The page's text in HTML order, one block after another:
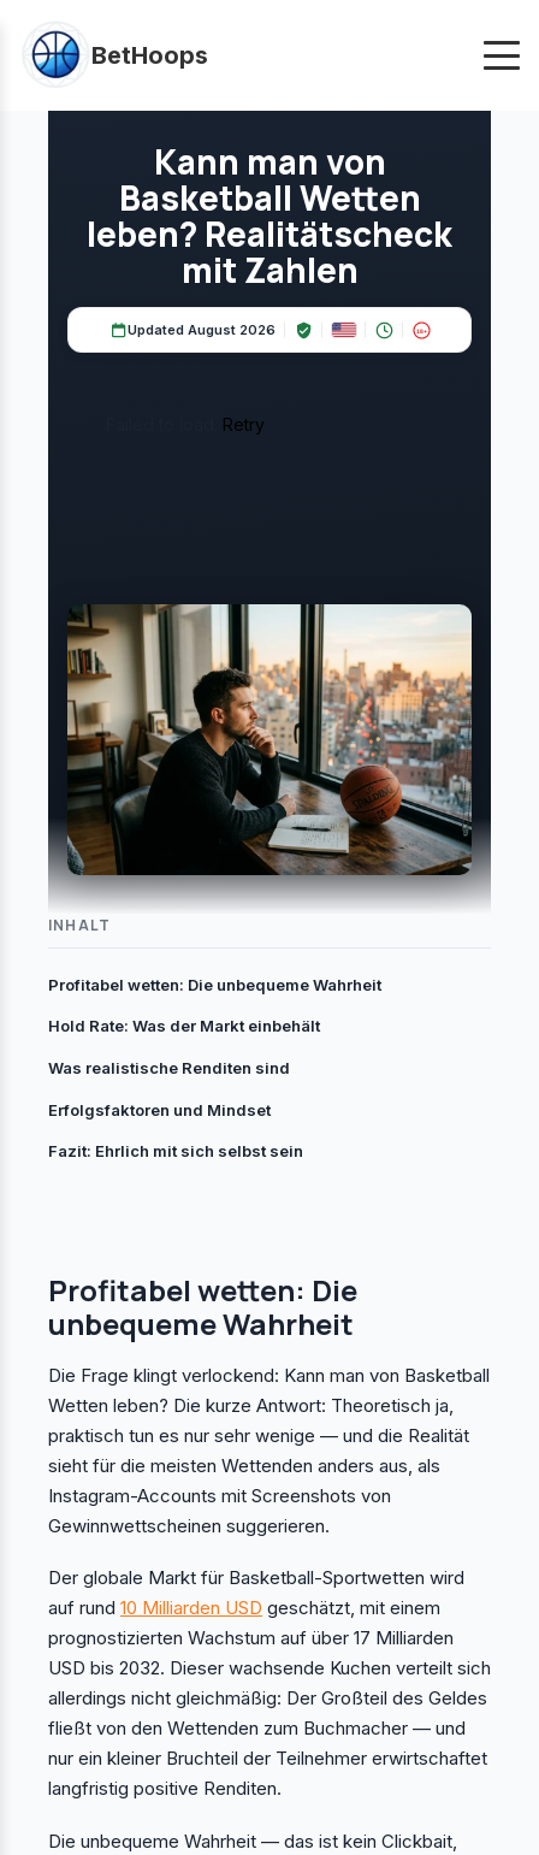
BetHoops
UPDATED:
Kann man von
Basketball Wetten
leben? Realitätscheck
mit Zahlen
Updated August 2026 18+
Retry
INHALT
Profitabel wetten: Die unbequeme Wahrheit
Hold Rate: Was der Markt einbehält
Was realistische Renditen sind
Erfolgsfaktoren und Mindset
Fazit: Ehrlich mit sich selbst sein
Profitabel wetten: Die
unbequeme Wahrheit
Die Frage klingt verlockend: Kann man von Basketball
Wetten leben? Die kurze Antwort: Theoretisch ja,
praktisch tun es nur sehr wenige — und die Realität
sieht für die meisten Wettenden anders aus, als
Instagram-Accounts mit Screenshots von
Gewinnwettscheinen suggerieren.
Der globale Markt für Basketball-Sportwetten wird
auf rund 10 Milliarden USD geschätzt, mit einem
prognostizierten Wachstum auf über 17 Milliarden
USD bis 2032. Dieser wachsende Kuchen verteilt sich
allerdings nicht gleichmäßig: Der Großteil des Geldes
fließt von den Wettenden zum Buchmacher — und
nur ein kleiner Bruchteil der Teilnehmer erwirtschaftet
langfristig positive Renditen.
Die unbequeme Wahrheit — das ist kein Clickbait,